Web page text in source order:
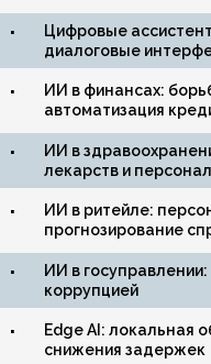
Цифровые
диалоговые
ИИ в финансах:
автоматизация
ИИ в
лекарств и
ИИ в ритейле:
прогнозирование
ИИ в госуправлении:
коррупцией
Edge AI: локальная
снижения задержек